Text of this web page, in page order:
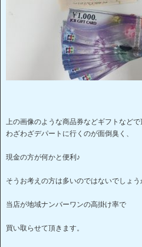
上の画像のような商品券などギフトなどで
わざわざデパートに行くのが面倒臭く、
現金の方が何かと便利♪
そうお考えの方は多いのではないでしょう
当店が地域ナンバーワンの高掛け率で
買い取らせて頂きます。